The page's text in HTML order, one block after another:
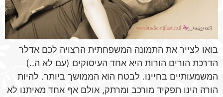
בואו לצייר את התמונה המשפחתית הרצויה לכם אדלר
הדרכת הורים הורות היא אחד העיסוקים (עם לא ה..)
המשמעותיים בחיינו. לבטח הוא הממושך ביותר. להיות
הורה הינו תפקיד מורכב ומרתק, אולם אף אחד מאיתנו לא